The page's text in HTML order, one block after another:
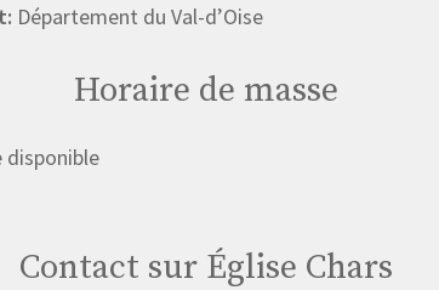
Département du Val-d’Oise
Horaire de masse
disponible
Contact sur Église Chars